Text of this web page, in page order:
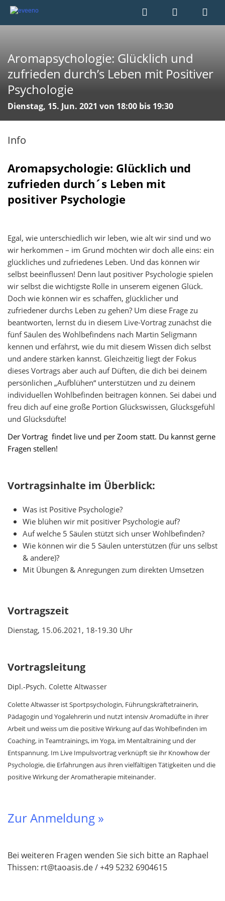
Aromapsychologie: Glücklich und
zufrieden durch’s Leben mit Positiver
Psychologie
Dienstag, 15. Jun. 2021 von 18:00 bis 19:30
Info
Aromapsychologie: Glücklich und
zufrieden durch´s Leben mit
positiver Psychologie
Egal, wie unterschiedlich wir leben, wie alt wir sind und wo
wir herkommen – im Grund möchten wir doch alle eins: ein
glückliches und zufriedenes Leben. Und das können wir
selbst beeinflussen! Denn laut positiver Psychologie spielen
wir selbst die wichtigste Rolle in unserem eigenen Glück.
Doch wie können wir es schaffen, glücklicher und
zufriedener durchs Leben zu gehen? Um diese Frage zu
beantworten, lernst du in diesem Live-Vortrag zunächst die
fünf Säulen des Wohlbefindens nach Martin Seligmann
kennen und erfährst, wie du mit diesem Wissen dich selbst
und andere stärken kannst. Gleichzeitig liegt der Fokus
dieses Vortrags aber auch auf Düften, die dich bei deinem
persönlichen „Aufblühen“ unterstützen und zu deinem
individuellen Wohlbefinden beitragen können. Sei dabei und
freu dich auf eine große Portion Glückswissen, Glücksgefühl
und Glücksdüfte!
Der Vortrag findet live und per Zoom statt. Du kannst gerne
Fragen stellen!
Vortragsinhalte im Überblick:
Was ist Positive Psychologie?
Wie blühen wir mit positiver Psychologie auf?
Auf welche 5 Säulen stützt sich unser Wohlbefinden?
Wie können wir die 5 Säulen unterstützen (für uns selbst
& andere)?
Mit Übungen & Anregungen zum direkten Umsetzen
Vortragszeit
Dienstag, 15.06.2021, 18-19.30 Uhr
Vortragsleitung
Dipl.-Psych. Colette Altwasser
Colette Altwasser ist Sportpsychologin, Führungskräftetrainerin,
Pädagogin und Yogalehrerin und nutzt intensiv Aromadüfte in ihrer
Arbeit und weiss um die positive Wirkung auf das Wohlbefinden im
Coaching, in Teamtrainings, im Yoga, im Mentaltraining und der
Entspannung. Im Live Impulsvortrag verknüpft sie ihr Knowhow der
Psychologie, die Erfahrungen aus ihren vielfältigen Tätigkeiten und die
positive Wirkung der Aromatherapie miteinander.
Zur Anmeldung »
Bei weiteren Fragen wenden Sie sich bitte an Raphael
Thissen: rt@taoasis.de / +49 5232 6904615